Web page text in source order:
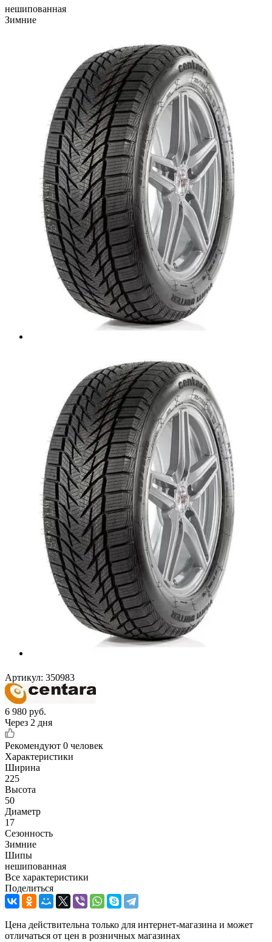
нешипованная
Зимние
Артикул: 350983
6 980 руб.
Через 2 дня
Рекомендуют 0 человек
Характеристики
Ширина
225
Высота
50
Диаметр
17
Сезонность
Зимние
Шипы
нешипованная
Все характеристики
Поделиться
Цена действительна только для интернет-магазина и может
отличаться от цен в розничных магазинах